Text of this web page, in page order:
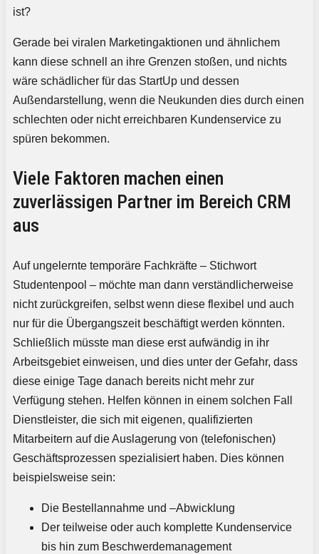
ist?
Gerade bei viralen Marketingaktionen und ähnlichem
kann diese schnell an ihre Grenzen stoßen, und nichts
wäre schädlicher für das StartUp und dessen
Außendarstellung, wenn die Neukunden dies durch einen
schlechten oder nicht erreichbaren Kundenservice zu
spüren bekommen.
Viele Faktoren machen einen
zuverlässigen Partner im Bereich CRM
aus
Auf ungelernte temporäre Fachkräfte – Stichwort
Studentenpool – möchte man dann verständlicherweise
nicht zurückgreifen, selbst wenn diese flexibel und auch
nur für die Übergangszeit beschäftigt werden könnten.
Schließlich müsste man diese erst aufwändig in ihr
Arbeitsgebiet einweisen, und dies unter der Gefahr, dass
diese einige Tage danach bereits nicht mehr zur
Verfügung stehen. Helfen können in einem solchen Fall
Dienstleister, die sich mit eigenen, qualifizierten
Mitarbeitern auf die Auslagerung von (telefonischen)
Geschäftsprozessen spezialisiert haben. Dies können
beispielsweise sein:
Die Bestellannahme und –Abwicklung
Der teilweise oder auch komplette Kundenservice
bis hin zum Beschwerdemanagement